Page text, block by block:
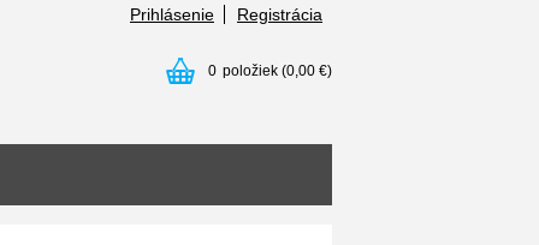
Prihlásenie Registrácia
0 položiek (0,00 €)